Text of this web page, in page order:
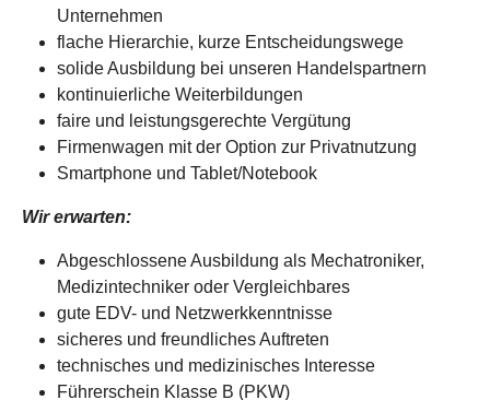
Unternehmen
flache Hierarchie, kurze Entscheidungswege
solide Ausbildung bei unseren Handelspartnern
kontinuierliche Weiterbildungen
faire und leistungsgerechte Vergütung
Firmenwagen mit der Option zur Privatnutzung
Smartphone und Tablet/Notebook
Wir erwarten:
Abgeschlossene Ausbildung als Mechatroniker,
Medizintechniker oder Vergleichbares
gute EDV- und Netzwerkkenntnisse
sicheres und freundliches Auftreten
technisches und medizinisches Interesse
Führerschein Klasse B (PKW)